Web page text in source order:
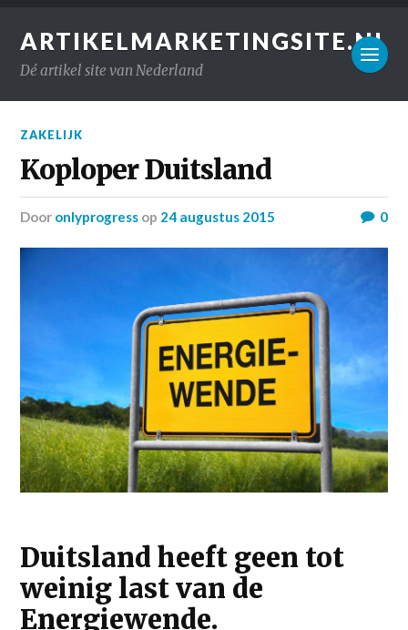
ARTIKELMARKETINGSITE.NL
Dé artikel site van Nederland
ZAKELIJK
Koploper Duitsland
door onlyprogress op 24 augustus 2015 0
Duitsland heeft geen tot
weinig last van de
Energiewende.